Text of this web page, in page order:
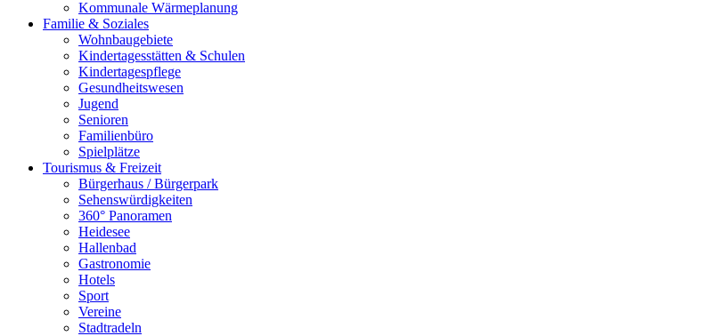
Kommunale Wärmeplanung
Familie & Soziales
Wohnbaugebiete
Kindertagesstätten & Schulen
Kindertagespflege
Gesundheitswesen
Jugend
Senioren
Familienbüro
Spielplätze
Tourismus & Freizeit
Bürgerhaus / Bürgerpark
Sehenswürdigkeiten
360° Panoramen
Heidesee
Hallenbad
Gastronomie
Hotels
Sport
Vereine
Stadtradeln